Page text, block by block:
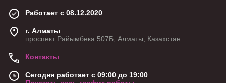
Работает с 08.12.2020
г. Алматы
проспект Райымбека 507Б, Алматы, Казахстан
Контакты
Сегодня работает с 09:00 до 19:00